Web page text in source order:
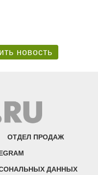
новость
ОТДЕЛ ПРОДАЖ
ДАННЫХ